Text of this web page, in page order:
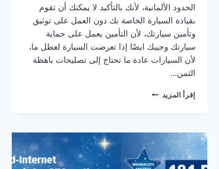
الحدود الألمانية، لأنك بالتأكيد لا يمكنك أن تقوم
بقيادة السيارة الخاصة بك دون العمل على توثيق
وتأمين سيارتك، لأن التأمين يعمل على حماية
سيارتك وجيبك ايضًا إذا تعرضت السيارة لعطل ما،
لأن السيارات عادة ما تحتاج إلى تصليحات باهظة
الثمن…
إقرأ المزيد تعرف
تامين
سيارات
في
المانيا